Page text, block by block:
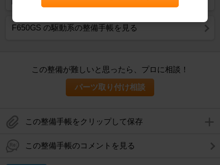
F650GS の駆動系の整備手帳を見る
この整備が難しいと思ったら、プロに相談！
パーツ取り付け相談
この整備手帳をクリップして保存
この整備手帳のコメントを見る